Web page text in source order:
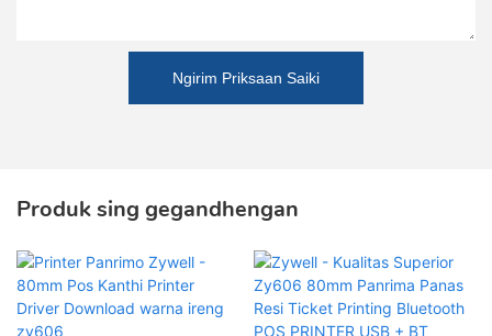
Ngirim Priksaan Saiki
Produk sing gegandhengan